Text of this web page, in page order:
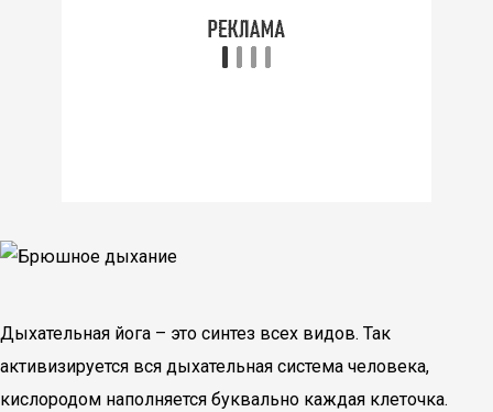
Дыхательная йога – это синтез всех видов. Так
активизируется вся дыхательная система человека,
кислородом наполняется буквально каждая клеточка.